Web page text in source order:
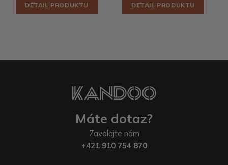
DETAIL PRODUKTU DETAIL PRODUKTU
Máte dotaz?
Zavolajte nám
+421 910 754 870